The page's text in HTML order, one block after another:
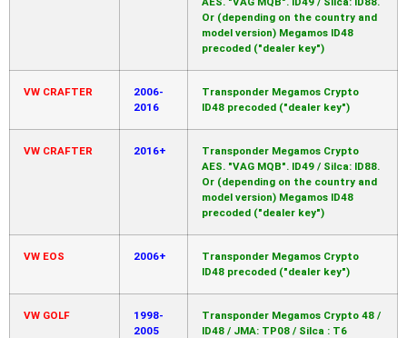
Or (depending on the country and
model version) Megamos ID48
precoded ("dealer key")
VW CRAFTER
2006-
2016
Transponder Megamos Crypto
ID48 precoded ("dealer key")
VW CRAFTER 2016+
Transponder Megamos Crypto
AES. "VAG MQB". ID49 / Silca: ID88.
Or (depending on the country and
model version) Megamos ID48
precoded ("dealer key")
VW EOS 2006+
Transponder Megamos Crypto
ID48 precoded ("dealer key")
VW GOLF
1998-
2005
Transponder Megamos Crypto 48 /
ID48 / JMA: TP08 / Silca : T6